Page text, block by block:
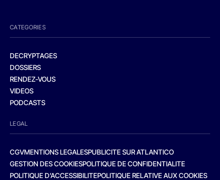
CATEGORIES
DECRYPTAGES
DOSSIERS
RENDEZ-VOUS
VIDEOS
PODCASTS
LEGAL
CGVMENTIONS LEGALESPUBLICITE SUR ATLANTICO
GESTION DES COOKIESPOLITIQUE DE CONFIDENTIALITE
POLITIQUE D’ACCESSIBILITEPOLITIQUE RELATIVE AUX COOKIES